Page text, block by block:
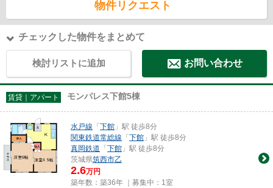
物件リクエスト
チェックした物件をまとめて
検討リストに追加 お問い合わせ
賃貸｜アパート モンパレス下館5棟
水戸線 「下館 」駅 徒歩8分
関東鉄道常総線 「下館 」駅 徒歩8分
真岡鉄道 「下館 」駅 徒歩8分
茨城県筑西市乙
2.6万円
築年数：築36年 ｜募集中： 1室